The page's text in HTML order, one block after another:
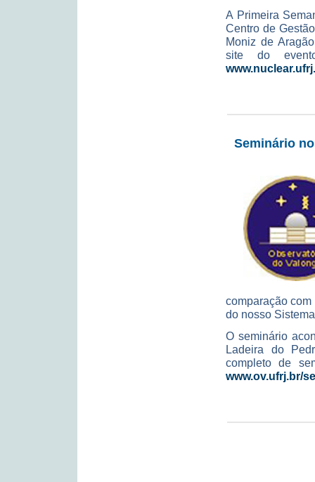
A Primeira
Centro de
Moniz de
site do
Seminário
comparação
do nosso
O seminário
Ladeira do
completo de
www.ov.ufrj.br/